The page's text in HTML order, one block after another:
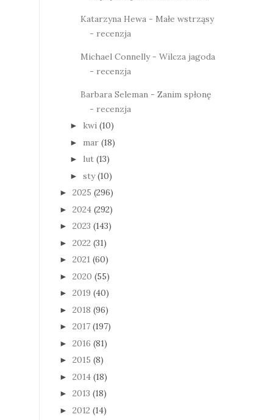
Katarzyna Hewa - Małe wstrząsy
- recenzja
Michael Connelly - Wilcza jagoda
- recenzja
Barbara Seleman - Zanim spłonę
- recenzja
► kwi (10)
► mar (18)
► lut (13)
► sty (10)
► 2025 (296)
► 2024 (292)
► 2023 (143)
► 2022 (31)
► 2021 (60)
► 2020 (55)
► 2019 (40)
► 2018 (96)
► 2017 (197)
► 2016 (81)
► 2015 (8)
► 2014 (18)
► 2013 (18)
► 2012 (14)